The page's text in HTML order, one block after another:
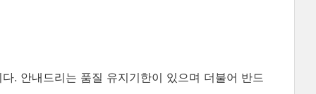
. 안내드리는 품질 유지기한이 있으며 더불어 반드